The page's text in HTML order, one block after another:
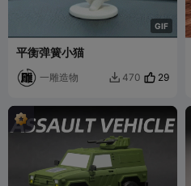
GIF
平衡弹簧小猫
一雕造物  470 29